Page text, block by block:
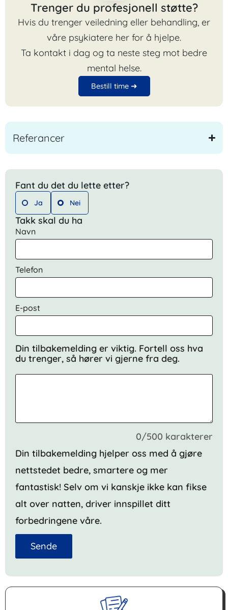
Trenger du profesjonell støtte?
Hvis du trenger veiledning eller behandling, er
våre psykiatere her for å hjelpe.
Ta kontakt i dag og ta neste steg mot bedre
mental helse.
Bestill time ➜
Referancer
Fant du det du lette etter?
Ja Nei
Takk skal du ha
Navn
Telefon
E-post
Din tilbakemelding er viktig. Fortell oss hva
du trenger, så hører vi gjerne fra deg.
0/500 karakterer
Din tilbakemelding hjelper oss med å gjøre
nettstedet bedre, smartere og mer
fantastisk! Selv om vi kanskje ikke kan fikse
alt over natten, driver innspillet ditt
forbedringene våre.
Sende